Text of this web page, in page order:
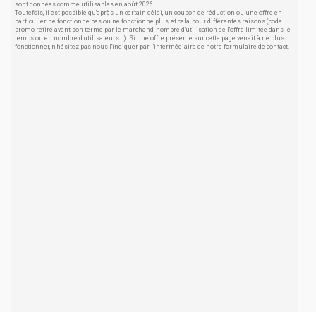
sont données comme utilisables en août 2026.
Toutefois, il est possible qu'après un certain délai, un coupon de réduction ou une offre en
particulier ne fonctionne pas ou ne fonctionne plus, et cela, pour différentes raisons (code
promo retiré avant son terme par le marchand, nombre d'utilisation de l'offre limitée dans le
temps ou en nombre d'utilisateurs...). Si une offre présente sur cette page venait à ne plus
fonctionner, n'hésitez pas nous l'indiquer par l'intermédiaire de notre formulaire de contact.